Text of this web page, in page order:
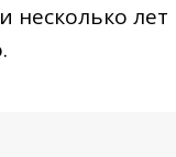
несколько лет